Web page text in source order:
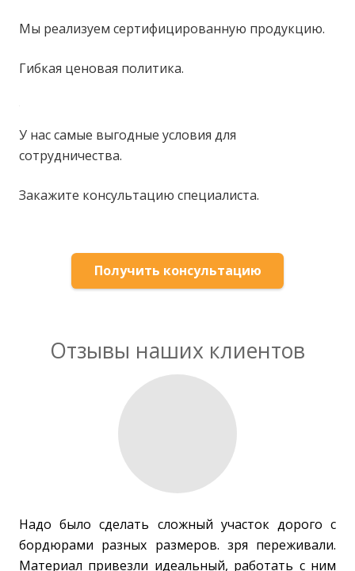
Мы реализуем сертифицированную продукцию.
Гибкая ценовая политика.
У нас самые выгодные условия для
сотрудничества.
Закажите консультацию специалиста.
Получить консультацию
Отзывы наших клиентов
Надо было сделать сложный участок дорого с
бордюрами разных размеров. зря переживали.
Материал привезли идеальный, работать с ним